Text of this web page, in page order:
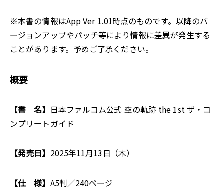
※本書の情報はApp Ver 1.01時点のものです。以降のバ
ージョンアップやパッチ等により情報に差異が発生する
ことがあります。予めご了承ください。
概要
【書 名】 日本ファルコム公式 空の軌跡 the 1st ザ・コ
ンプリートガイド
【発売日】 2025年11月13日（木）
【仕 様】 A5判／240ページ